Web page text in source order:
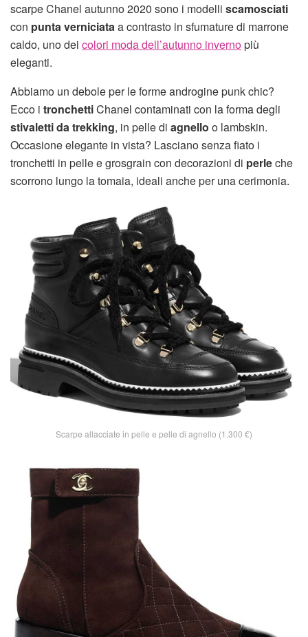
scarpe Chanel autunno 2020 sono i modelli scamosciati
con punta verniciataa contrasto in sfumature di marrone
caldo, uno dei colori moda dell’autunno invernopiù
eleganti.
Abbiamo un debole per le forme androgine punk chic?
Ecco i tronchettiChanel contaminati con la forma degli
stivaletti da trekking, in pelle di agnello o lambskin.
Occasione elegante in vista? Lasciano senza fiato i
tronchetti in pelle e grosgrain con decorazioni di perleche
scorrono lungo la tomaia, ideali anche per una cerimonia.
Scarpe allacciate in pelle e pelle di agnello (1.300 €)